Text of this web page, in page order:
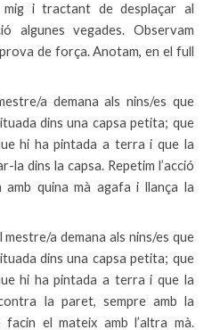
i tractant de desplaçar al
algunes vegades. Observam
de força. Anotam, en el full
a demana als nins/es que
dins una capsa petita; que
hi ha pintada a terra i que la
la dins la capsa. Repetim l’acció
amb quina mà agafa i llança la
mestre/a demana als nins/es que
dins una capsa petita; que
hi ha pintada a terra i que la
la paret, sempre amb la
facin el mateix amb l’altra mà.